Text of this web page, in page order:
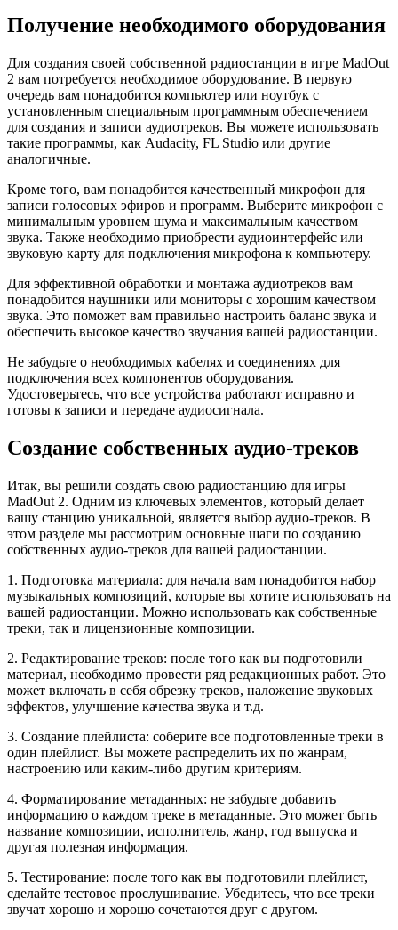
Получение необходимого оборудования
Для создания своей собственной радиостанции в игре MadOut
2 вам потребуется необходимое оборудование. В первую
очередь вам понадобится компьютер или ноутбук с
установленным специальным программным обеспечением
для создания и записи аудиотреков. Вы можете использовать
такие программы, как Audacity, FL Studio или другие
аналогичные.
Кроме того, вам понадобится качественный микрофон для
записи голосовых эфиров и программ. Выберите микрофон с
минимальным уровнем шума и максимальным качеством
звука. Также необходимо приобрести аудиоинтерфейс или
звуковую карту для подключения микрофона к компьютеру.
Для эффективной обработки и монтажа аудиотреков вам
понадобится наушники или мониторы с хорошим качеством
звука. Это поможет вам правильно настроить баланс звука и
обеспечить высокое качество звучания вашей радиостанции.
Не забудьте о необходимых кабелях и соединениях для
подключения всех компонентов оборудования.
Удостоверьтесь, что все устройства работают исправно и
готовы к записи и передаче аудиосигнала.
Создание собственных аудио-треков
Итак, вы решили создать свою радиостанцию для игры
MadOut 2. Одним из ключевых элементов, который делает
вашу станцию уникальной, является выбор аудио-треков. В
этом разделе мы рассмотрим основные шаги по созданию
собственных аудио-треков для вашей радиостанции.
1. Подготовка материала: для начала вам понадобится набор
музыкальных композиций, которые вы хотите использовать на
вашей радиостанции. Можно использовать как собственные
треки, так и лицензионные композиции.
2. Редактирование треков: после того как вы подготовили
материал, необходимо провести ряд редакционных работ. Это
может включать в себя обрезку треков, наложение звуковых
эффектов, улучшение качества звука и т.д.
3. Создание плейлиста: соберите все подготовленные треки в
один плейлист. Вы можете распределить их по жанрам,
настроению или каким-либо другим критериям.
4. Форматирование метаданных: не забудьте добавить
информацию о каждом треке в метаданные. Это может быть
название композиции, исполнитель, жанр, год выпуска и
другая полезная информация.
5. Тестирование: после того как вы подготовили плейлист,
сделайте тестовое прослушивание. Убедитесь, что все треки
звучат хорошо и хорошо сочетаются друг с другом.